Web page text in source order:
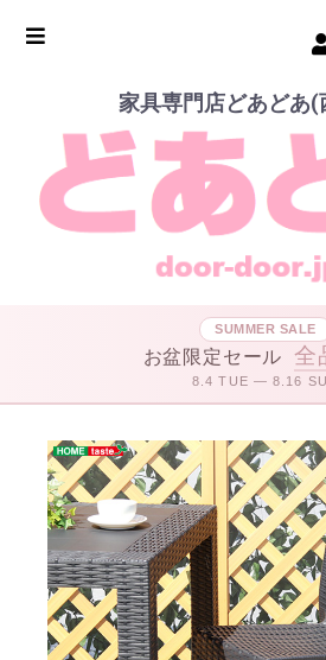
家具専門店どあどあ(
SUMMER SALE
お盆限定セール 全
8.4 TUE — 8.16